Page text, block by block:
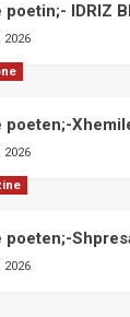
IDRIZ
2026
poeten;-
2026
2026